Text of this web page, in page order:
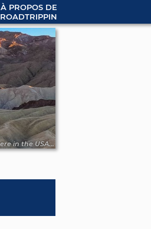
À PROPOS DE
ROADTRIPPIN
in the USA...